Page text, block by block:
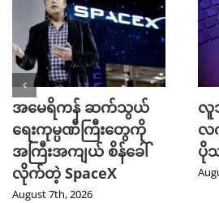
အမေရိကန် ဆက်သွယ်
ရေးကုမ္ပဏီကြီးတွေကို
အကြီးအကျယ် စိန်ခေါ်
လိုက်တဲ့ SpaceX
August 7th, 2026
လူ
လ
ပို